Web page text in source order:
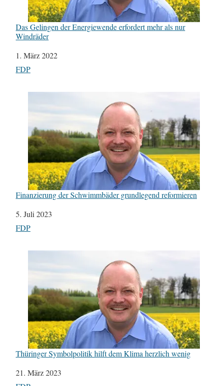
Das Gelingen der Energiewende erfordert mehr als nur
Windräder
Datum
1. März 2022
In Bezug auf
FDP
Finanzierung der Schwimmbäder grundlegend reformieren
Datum
5. Juli 2023
In Bezug auf
FDP
Thüringer Symbolpolitik hilft dem Klima herzlich wenig
Datum
21. März 2023